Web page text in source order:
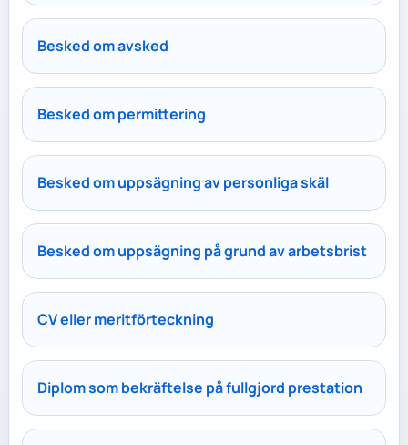
Besked om avsked
Besked om permittering
Besked om uppsägning av personliga skäl
Besked om uppsägning på grund av arbetsbrist
CV eller meritförteckning
Diplom som bekräftelse på fullgjord prestation